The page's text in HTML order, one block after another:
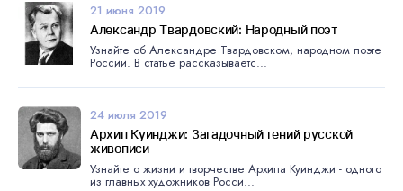
21 июня 2019
Александр Твардовский: Народный поэт
Узнайте об Александре Твардовском, народном поэте
России. В статье рассказываетс...
24 июля 2019
Архип Куинджи: Загадочный гений русской
живописи
Узнайте о жизни и творчестве Архипа Куинджи - одного
из главных художников Росси...